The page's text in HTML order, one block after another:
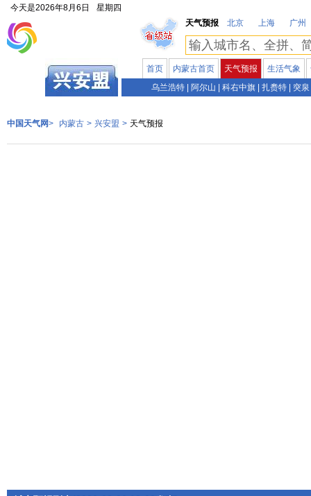
今天是2026年8月6日
星期四
天气预报
北京 上海 广州
首页 内蒙古首页 天气预报 生活气象
乌兰浩特
阿尔山 科右中旗 扎赉特 突泉
中国天气网> 内蒙古 > 兴安盟 > 天气预报